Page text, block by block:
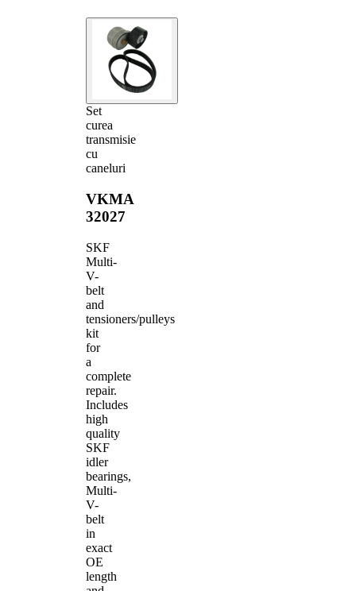
Set
curea
transmisie
cu
caneluri
VKMA
32027
SKF
Multi-
V-
belt
and
tensioners/pulleys
kit
for
a
complete
repair.
Includes
high
quality
SKF
idler
bearings,
Multi-
V-
belt
in
exact
OE
length